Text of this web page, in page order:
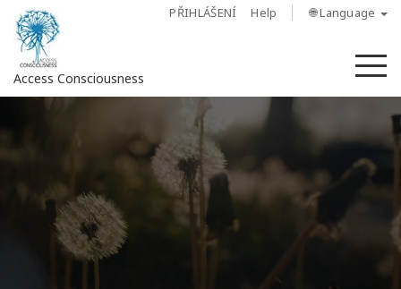
PŘIHLÁŠENÍ Help 🌐 Language
Access Consciousness
Your
Account